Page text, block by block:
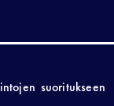
suoritukseen